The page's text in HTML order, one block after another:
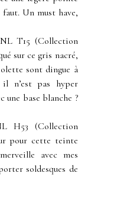
Un must have,
T15 (Collection
sur ce gris nacré,
sont dingue à
n’est pas hyper
une base blanche ?
H53 (Collection
pour cette teinte
avec mes
soldesques de